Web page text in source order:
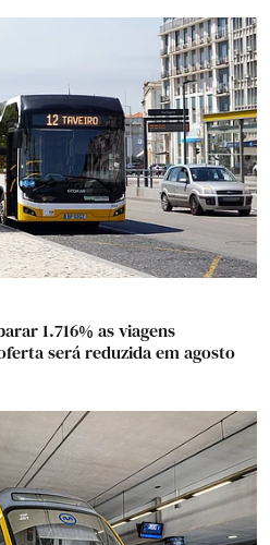
1.716% as viagens
será reduzida em agosto